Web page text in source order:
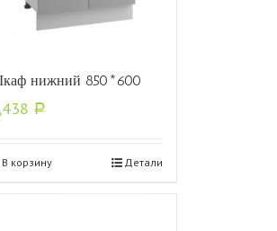
нижний 850*600
Р
В корзину Детали